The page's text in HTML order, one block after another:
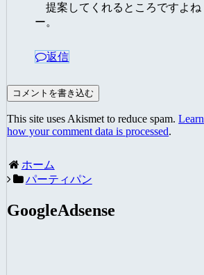
提案してくれるところですよね
ー。
返信
コメントを書き込む
This site uses Akismet to reduce spam.Learn
how your comment data is processed.
ホーム
パーティパン
GoogleAdsense